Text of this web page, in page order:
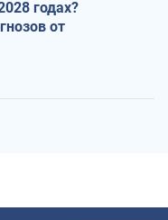
годах?
от